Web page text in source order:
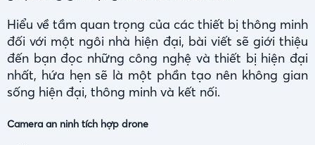
Hiểu về tầm quan trọng của các thiết bị thông minh
đối với một ngôi nhà hiện đại, bài viết sẽ giới thiệu
đến bạn đọc những công nghệ và thiết bị hiện đại
nhất, hứa hẹn sẽ là một phần tạo nên không gian
sống hiện đại, thông minh và kết nối.
Camera an ninh tích hợp drone